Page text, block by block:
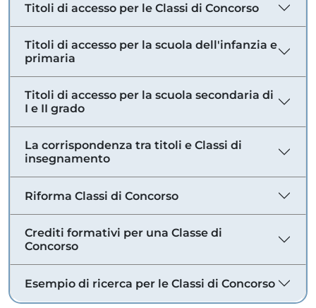
Titoli di accesso per le Classi di Concorso
Titoli di accesso per la scuola dell'infanzia e
primaria
Titoli di accesso per la scuola secondaria di
I e II grado
La corrispondenza tra titoli e Classi di
insegnamento
Riforma Classi di Concorso
Crediti formativi per una Classe di
Concorso
Esempio di ricerca per le Classi di Concorso